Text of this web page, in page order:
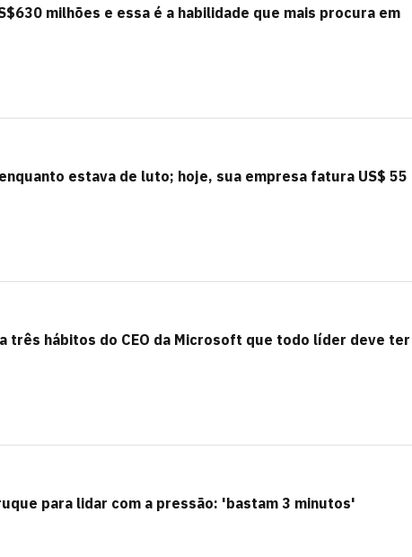
milhões e essa é a habilidade que mais procura em
estava de luto; hoje, sua empresa fatura US$ 55
três hábitos do CEO da Microsoft que todo líder deve ter
para lidar com a pressão: 'bastam 3 minutos'